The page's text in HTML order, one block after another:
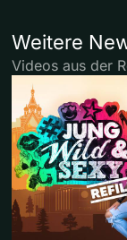
Weitere
Videos aus der